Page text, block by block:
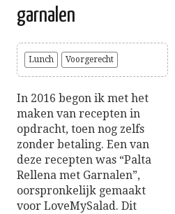
garnalen
Lunch Voorgerecht
In 2016 begon ik met het
maken van recepten in
opdracht, toen nog zelfs
zonder betaling. Een van
deze recepten was “Palta
Rellena met Garnalen”,
oorspronkelijk gemaakt
voor LoveMySalad. Dit